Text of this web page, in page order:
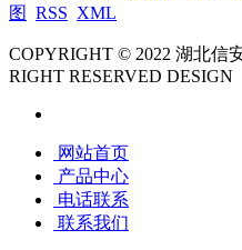
图 RSS XML
COPYRIGHT © 2022 湖北信
RIGHT RESERVED DESIGN
网站首页
产品中心
电话联系
联系我们